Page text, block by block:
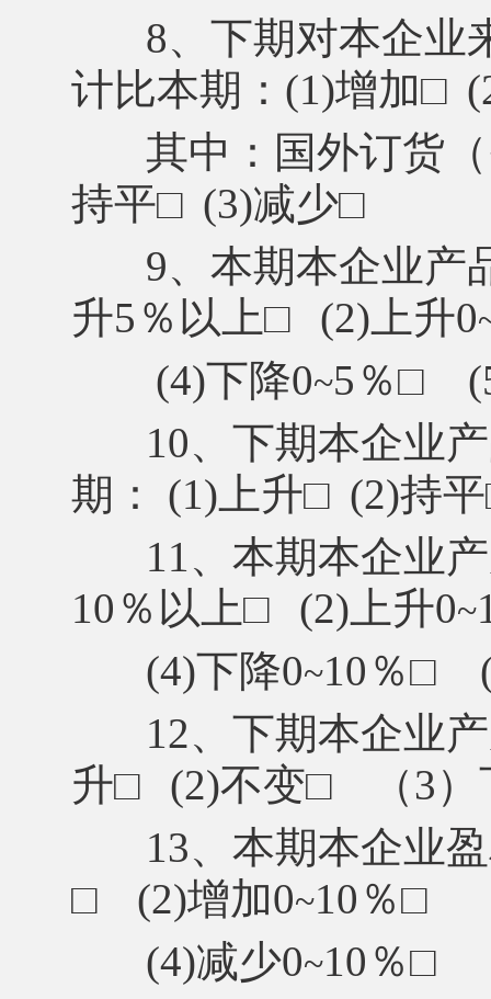
8、下期对本企业
计比本期：(1)增加□
其中：国外订货
持平□ (3)减少□
9、本期本企业产
升5％以上□ (2)上升0
(4)下降0~5％□
10、下期本企业
期： (1)上升□ (2)持平
11、本期本企业
10％以上□ (2)上升0~
(4)下降0~10％□
12、下期本企业
升□ (2)不变□ （3）
13、本期本企业
□
(2)增加0~10％□
(4)减少0~10％□